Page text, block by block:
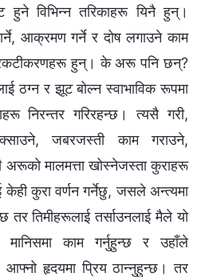
हुने विभिन्‍न तरिकाहरू यिनै हुन्।
आक्रमण गर्ने र दोष लगाउने काम
हुन्। के अरू पनि छन्?
ठग्‍न र झूट बोल्‍न स्वाभाविक रूपमा
निरन्तर गरिरहन्छ। त्यसै गरी,
जबरजस्ती काम गराउने,
मालमत्ता खोस्‍नेजस्ता कुराहरू
कुरा वर्णन गर्नेछु, जसले अन्त्यमा
तर तिमीहरूलाई तर्साउनलाई मैले यो
काम गर्नुहुन्छ र उहाँले
आफ्नो हृदयमा प्रिय ठान्‍नुहुन्छ। तर